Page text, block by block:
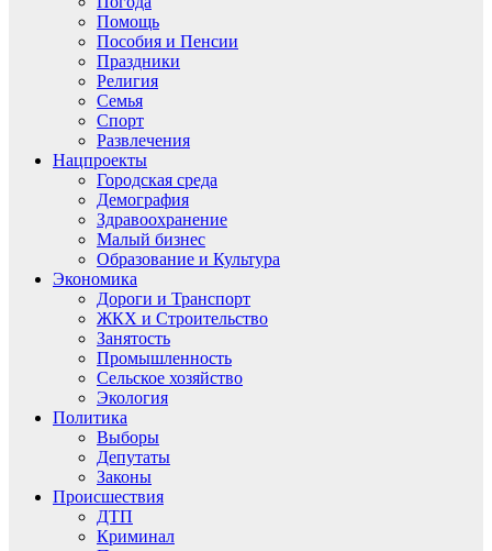
Помощь
Пособия и Пенсии
Праздники
Религия
Семья
Спорт
Развлечения
Нацпроекты
Городская среда
Демография
Здравоохранение
Малый бизнес
Образование и Культура
Экономика
Дороги и Транспорт
ЖКХ и Строительство
Занятость
Промышленность
Сельское хозяйство
Экология
Политика
Выборы
Депутаты
Законы
Происшествия
ДТП
Криминал